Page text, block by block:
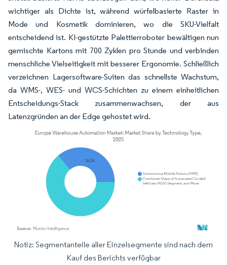
wichtiger als Dichte ist, während würfelbasierte Raster in
Mode und Kosmetik dominieren, wo die SKU-Vielfalt
entscheidend ist. KI-gestützte Palettierroboter bewältigen nun
gemischte Kartons mit 700 Zyklen pro Stunde und verbinden
menschliche Vielseitigkeit mit besserer Ergonomie. Schließlich
verzeichnen Lagersoftware-Suiten das schnellste Wachstum,
da WMS-, WES- und WCS-Schichten zu einem einheitlichen
Entscheidungs-Stack zusammenwachsen, der aus
Latenzgründen an der Edge gehostet wird.
Bild © Mordor Intelligence. Wiederverwendung erfordert Namensnennung
Notiz: Segmentanteile aller Einzelsegmente sind nach dem
Kauf des Berichts verfügbar